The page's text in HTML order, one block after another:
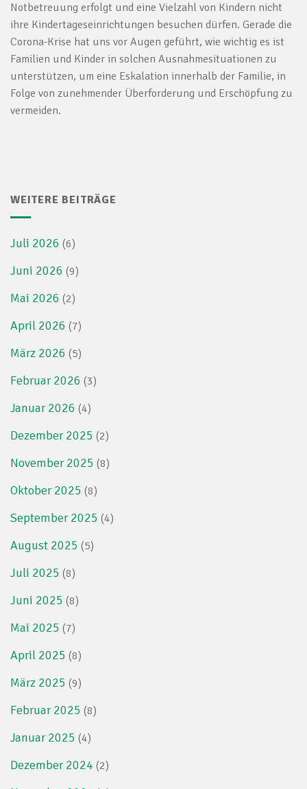
Notbetreuung erfolgt und eine Vielzahl von Kindern nicht
ihre Kindertageseinrichtungen besuchen dürfen. Gerade die
Corona-Krise hat uns vor Augen geführt, wie wichtig es ist
Familien und Kinder in solchen Ausnahmesituationen zu
unterstützen, um eine Eskalation innerhalb der Familie, in
Folge von zunehmender Überforderung und Erschöpfung zu
vermeiden.
WEITERE BEITRÄGE
Juli 2026 (6)
Juni 2026 (9)
Mai 2026 (2)
April 2026 (7)
März 2026 (5)
Februar 2026 (3)
Januar 2026 (4)
Dezember 2025 (2)
November 2025 (8)
Oktober 2025 (8)
September 2025 (4)
August 2025 (5)
Juli 2025 (8)
Juni 2025 (8)
Mai 2025 (7)
April 2025 (8)
März 2025 (9)
Februar 2025 (8)
Januar 2025 (4)
Dezember 2024 (2)